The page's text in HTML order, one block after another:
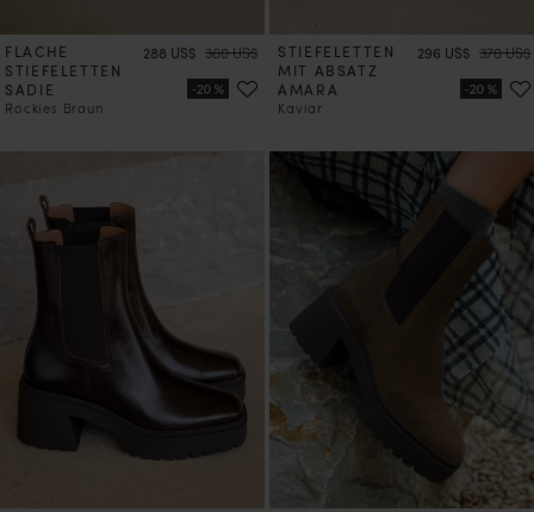
FLACHE
STIEFELETTEN
SADIE
Rockies Braun
Preis
288 US$ Preis
360 US$
STIEFELETTEN
MIT ABSATZ
AMARA
Kaviar
Preis
296 US$ Preis
370 US$